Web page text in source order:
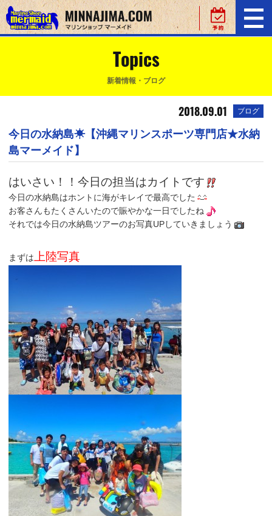
Topics
新着情報・ブログ
2018.09.01 ブログ
今日の水納島☀【沖縄マリンスポーツ専門店★水納
島マーメイド】
はいさい！！今日の担当はカイトです
今日の水納島はホントに海がキレイで最高でした
お客さんもたくさんいたので賑やかな一日でしたね
それでは今日の水納島ツアーのお写真UPしていきましょう
まずは 上陸写真